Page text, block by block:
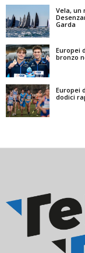
Vela, un
Garda
Europei
bronzo
Europei
dodici